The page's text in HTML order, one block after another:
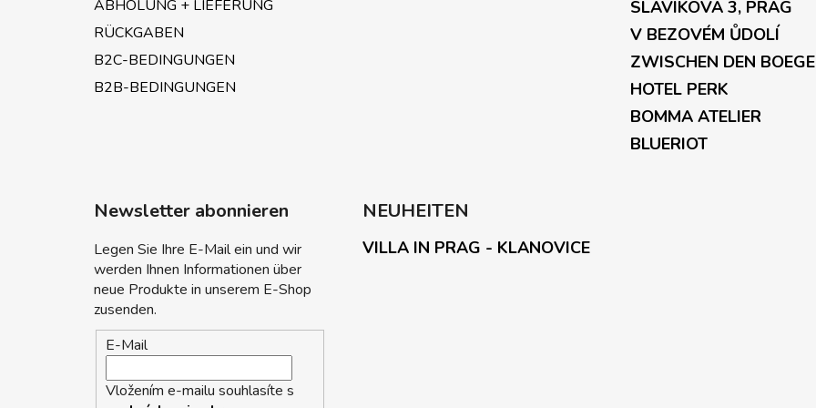
ABHOLUNG + LIEFERUNG
RÜCKGABEN
B2C-BEDINGUNGEN
B2B-BEDINGUNGEN
SLAVÍKOVA 3, PRAG
V BEZOVÉM ŮDOLÍ
ZWISCHEN DEN
HOTEL PERK
BOMMA ATELIER
BLUERIOT
Newsletter abonnieren
Legen Sie Ihre E-Mail ein und wir
werden Ihnen Informationen über
neue Produkte in unserem E-Shop
zusenden.
E-Mail
Vložením e-mailu souhlasíte s
NEUHEITEN
VILLA IN PRAG - KLANOVICE